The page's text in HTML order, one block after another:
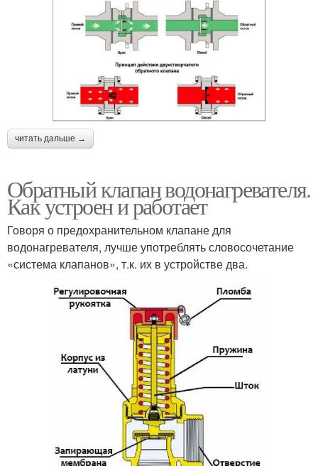
читать дальше →
Обратный клапан водонагревателя.
Как устроен и работает
Говоря о предохранительном клапане для
водонагревателя, лучше употреблять словосочетание
«система клапанов», т.к. их в устройстве два.